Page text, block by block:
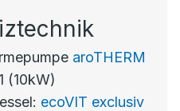
aroTHERM
(10kW)
ecoVIT exclusiv